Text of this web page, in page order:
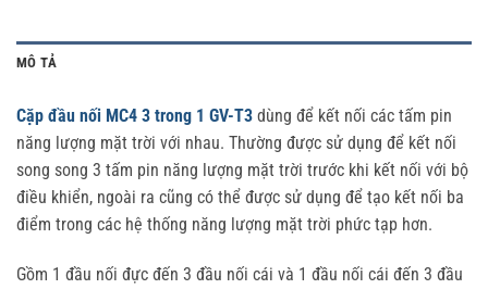
MÔ TẢ
Cặp đầu nối MC4 3 trong 1 GV-T3 dùng để kết nối các tấm pin
năng lượng mặt trời với nhau. Thường được sử dụng để kết nối
song song 3 tấm pin năng lượng mặt trời trước khi kết nối với bộ
điều khiển, ngoài ra cũng có thể được sử dụng để tạo kết nối ba
điểm trong các hệ thống năng lượng mặt trời phức tạp hơn.
Gồm 1 đầu nối đực đến 3 đầu nối cái và 1 đầu nối cái đến 3 đầu